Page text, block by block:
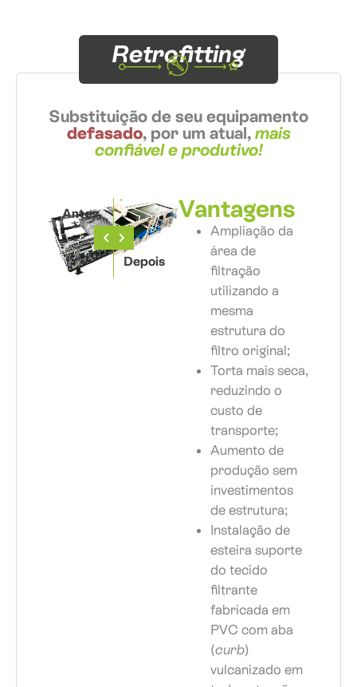
Retrofitting
Substituição de seu equipamento
defasado, por um atual, mais
confiável e produtivo!
Antes
Depois
Vantagens
Ampliação da
área de
filtração
utilizando a
mesma
estrutura do
filtro original;
Torta mais seca,
reduzindo o
custo de
transporte;
Aumento de
produção sem
investimentos
de estrutura;
Instalação de
esteira suporte
do tecido
filtrante
fabricada em
PVC com aba
(curb)
vulcanizado em